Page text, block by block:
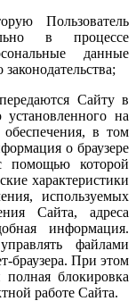
Пользователь
в процессе
данные
Сайту в
на
обеспечения, в том
о браузере
помощью которой
характеристики
используемых
Сайта, адреса
информация.
файлами
браузера. При этом
полная блокировка
работе Сайта.